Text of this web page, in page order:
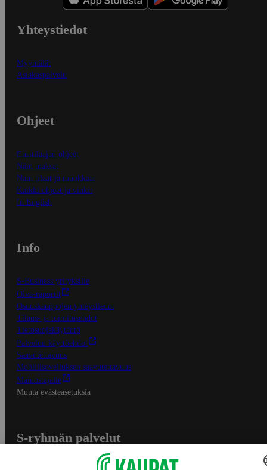
Yhteystiedot
Myymälät
Asiakaspalvelu
Ohjeet
Ensitilaajan ohjeet
Näin maksat
Näin tilaat ja muokkaat
Kaikki ohjeet ja vinkit
In English
Info
S-Business yrityksille
Oiva-raportit
Osuuskauppojen yhteystiedot
Tilaus- ja toimitusehdot
Tietosuojakäytäntö
Palvelun käyttöehdot
Saavutettavuus
Mobiilisovelluksen saavutettavuus
Mainostajalle
Muuta evästeasetuksia
S-ryhmän palvelut